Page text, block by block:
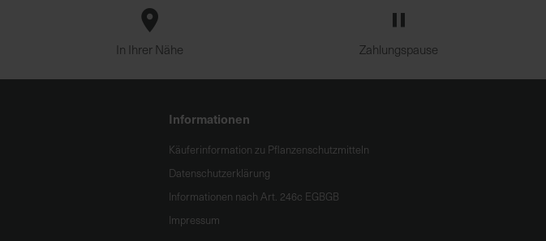
In Ihrer Nähe Zahlungspause
Informationen
Käuferinformation zu Pflanzenschutzmitteln
Datenschutzerklärung
Informationen nach Art. 246c EGBGB
Impressum